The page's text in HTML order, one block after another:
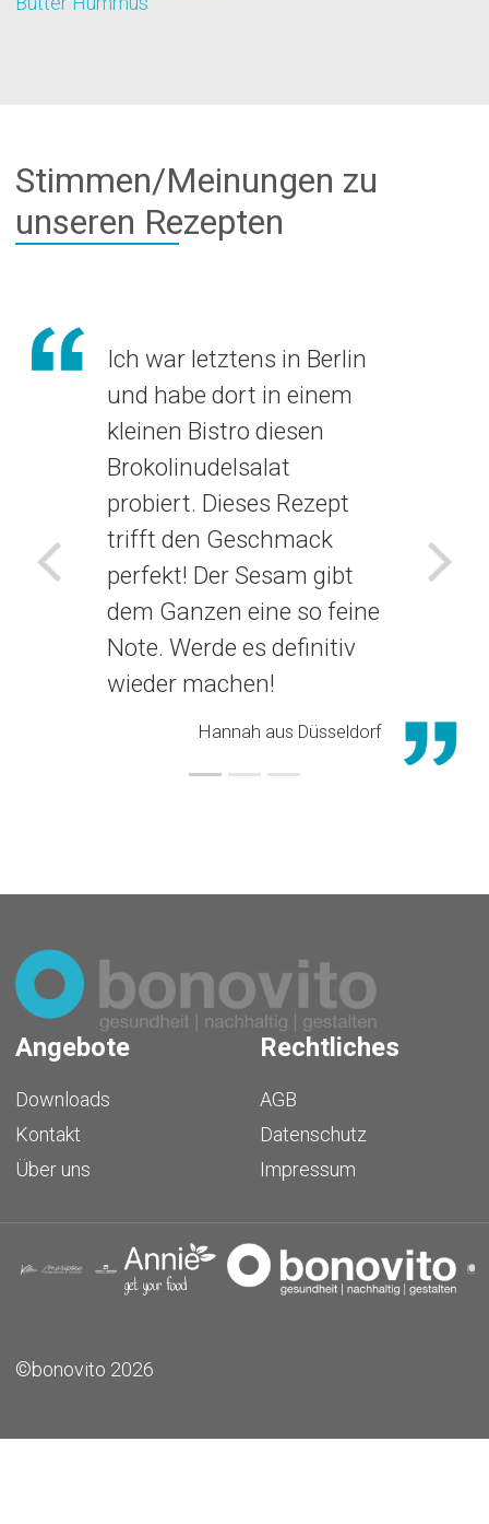
Stimmen/Meinungen zu
unseren Rezepten
Ich war letztens in Berlin
und habe dort in einem
kleinen Bistro diesen
Brokolinudelsalat
probiert. Dieses Rezept
trifft den Geschmack
perfekt! Der Sesam gibt
dem Ganzen eine so feine
Note. Werde es definitiv
wieder machen!
Hannah aus Düsseldorf
Voriges
Angebote
Downloads
Kontakt
Über uns
Rechtliches
AGB
Datenschutz
Impressum
©bonovito 2026